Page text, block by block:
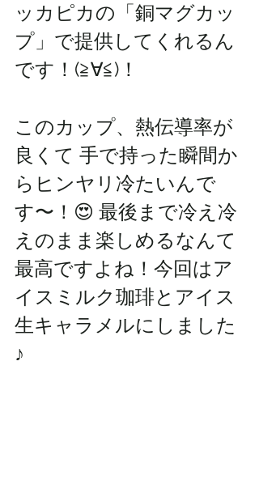
ッカピカの「銅マグカッ
プ」で提供してくれるん
です！(≧∀≦)！
このカップ、熱伝導率が
良くて 手で持った瞬間か
らヒンヤリ冷たいんで
す〜！😍 最後まで冷え冷
えのまま楽しめるなんて
最高ですよね！今回はア
イスミルク珈琲とアイス
生キャラメルにしました
♪